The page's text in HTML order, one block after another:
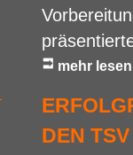
mehr lesen
DEN